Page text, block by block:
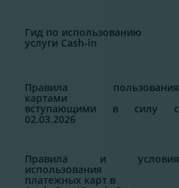
Гид по использованию
услуги Cash-in
Правила пользования
картами
вступающими в силу с
02.03.2026
Правила и условия
использования
платежных карт в